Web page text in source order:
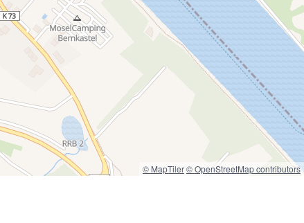
© MapTiler© OpenStreetMap contributors